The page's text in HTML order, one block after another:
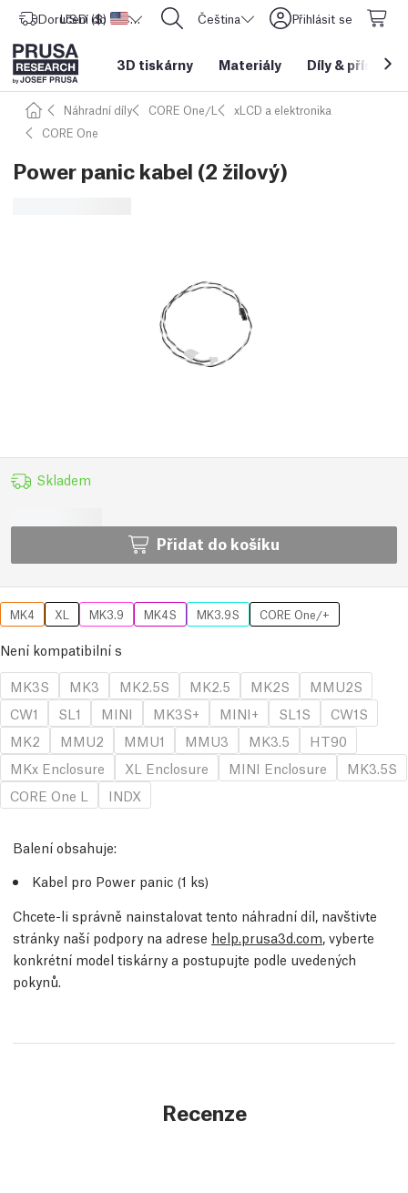
Doručení do Spojené státy americké
USD ($) CORE One L: Nyní skladem! Čeština Přihlásit se
3D tiskárny Materiály Díly &
Náhradní díly CORE One/L
xLCD a elektronika
CORE One
Power panic kabel (2 žilový)
Skladem
Přidat do košíku
MK4 XL MK3.9 MK4S MK3.9S CORE One/+
Není kompatibilní s
MK3S
MK3 MK2.5S MK2.5 MK2S
MMU2S
CW1
SL1 MINI MK3S+ MINI+ SL1S
CW1S
MK2
MMU2 MMU1 MMU3 MK3.5
HT90
MKx Enclosure
XL Enclosure MINI Enclosure
MK3.5S
CORE One L
INDX
Balení obsahuje:
Kabel pro Power panic (1 ks)
Chcete-li správně nainstalovat tento náhradní díl, navštivte
stránky naší podpory na adrese help.prusa3d.com, vyberte
konkrétní model tiskárny a postupujte podle uvedených
pokynů.
Recenze